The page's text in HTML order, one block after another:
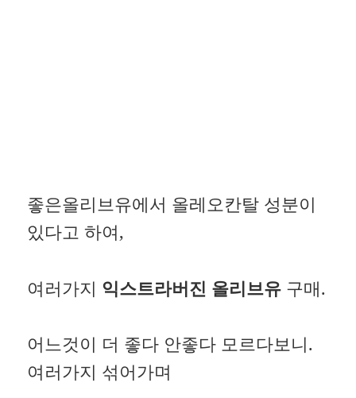
좋은올리브유에서 올레오칸탈 성분이
있다고 하여,
여러가지 익스트라버진 올리브유 구매.
어느것이 더 좋다 안좋다 모르다보니.
여러가지 섞어가며